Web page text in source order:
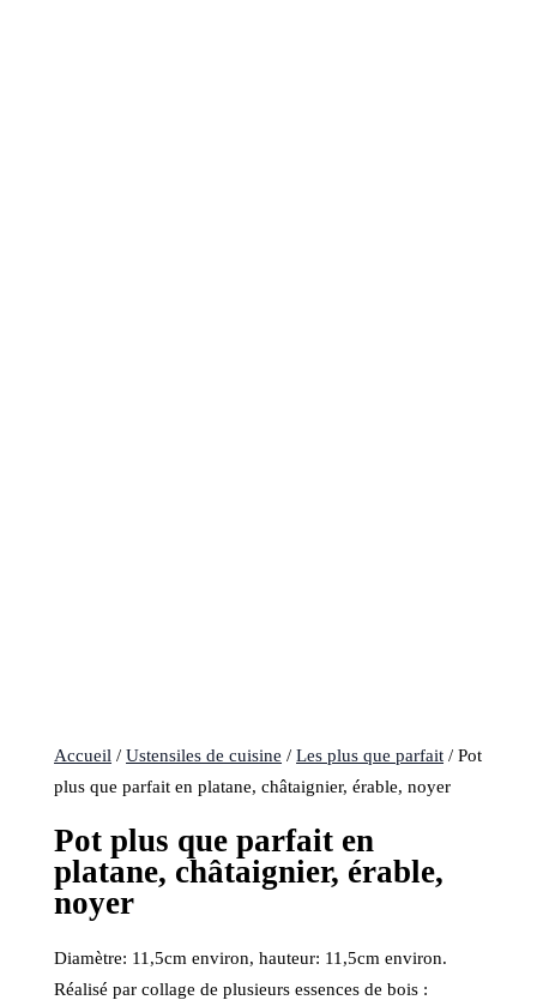
Accueil /Ustensiles de cuisine /Les plus que parfait / Pot
plus que parfait en platane, châtaignier, érable, noyer
Pot plus que parfait en
platane, châtaignier, érable,
noyer
Diamètre: 11,5cm environ, hauteur: 11,5cm environ.
Réalisé par collage de plusieurs essences de bois :